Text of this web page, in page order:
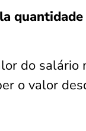
quantidade
do salário
o valor